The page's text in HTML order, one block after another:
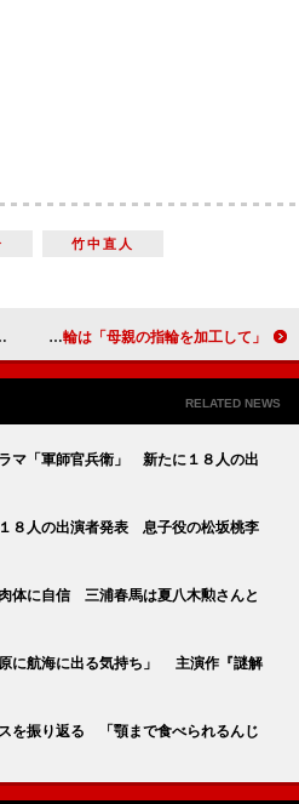
竹中直人
ハマカーン浜谷、的中馬券を捨てられる！ 結婚指輪は「母親の指輪を加工して」
RELATED NEWS
マ「軍師官兵衛」 新たに１８人の出
８人の出演者発表 息子役の松坂桃李
体に自信 三浦春馬は夏八木勲さんと
に航海に出る気持ち」 主演作『謎解
を振り返る 「顎まで食べられるんじ